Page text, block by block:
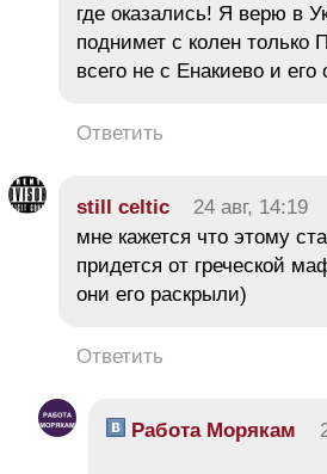
где оказались! Я верю в
поднимет с колен только
всего не с Енакиево и его
Ответить
still celtic 24 авг, 14:19
мне кажется что этому
придется от греческой
они его раскрыли)
Ответить
Работа Морякам